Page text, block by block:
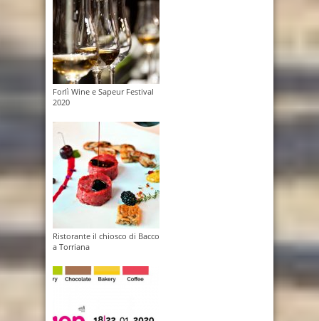
Forlì Wine e Sapeur Festival
2020
Ristorante il chiosco di Bacco
a Torriana